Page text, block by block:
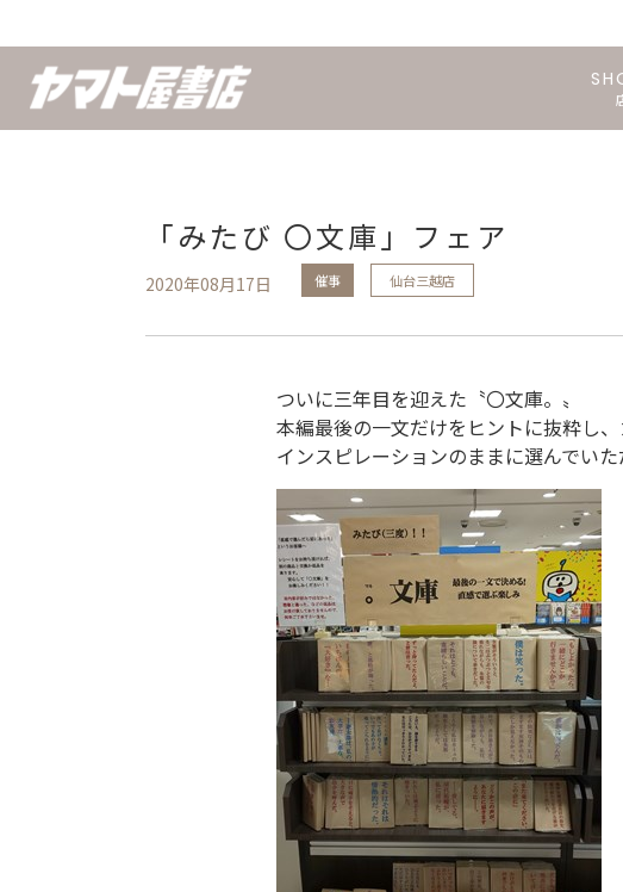
「みたび 〇文庫」フェア
2020年08月17日 催事 仙台三越店
ついに三年目を迎えた〝〇文庫。〟
本編最後の一文だけをヒントに抜粋し
インスピレーションのままに選んでい